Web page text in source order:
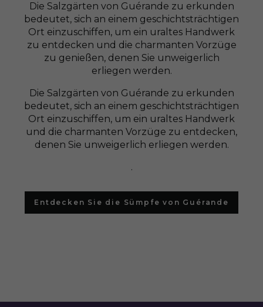
Die Salzgärten von Guérande zu erkunden
bedeutet, sich an einem geschichtsträchtigen
Ort einzuschiffen, um ein uraltes Handwerk
zu entdecken und die charmanten Vorzüge
zu genießen, denen Sie unweigerlich
erliegen werden.
Die Salzgärten von Guérande zu erkunden
bedeutet, sich an einem geschichtsträchtigen
Ort einzuschiffen, um ein uraltes Handwerk
und die charmanten Vorzüge zu entdecken,
denen Sie unweigerlich erliegen werden.
.
Entdecken Sie die Sümpfe von Guérande